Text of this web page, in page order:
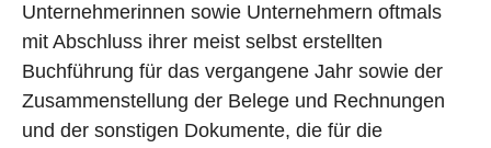
Unternehmerinnen sowie Unternehmern oftmals
mit Abschluss ihrer meist selbst erstellten
Buchführung für das vergangene Jahr sowie der
Zusammenstellung der Belege und Rechnungen
und der sonstigen Dokumente, die für die